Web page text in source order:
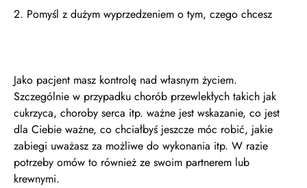
2. Pomyśl z dużym wyprzedzeniem o tym, czego chcesz
Jako pacjent masz kontrolę nad własnym życiem.
Szczególnie w przypadku chorób przewlekłych takich jak
cukrzyca, choroby serca itp. ważne jest wskazanie, co jest
dla Ciebie ważne, co chciałbyś jeszcze móc robić, jakie
zabiegi uważasz za możliwe do wykonania itp. W razie
potrzeby omów to również ze swoim partnerem lub
krewnymi.